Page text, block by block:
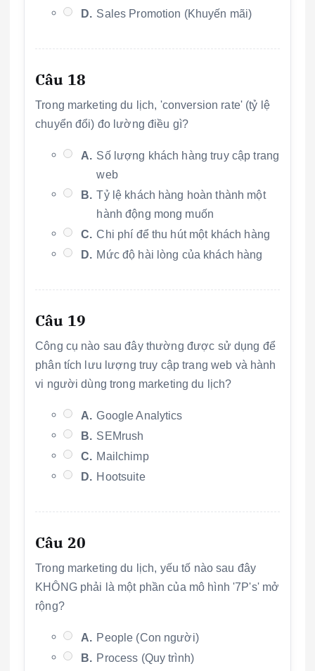
D. Sales Promotion (Khuyến mãi)
Câu 18
Trong marketing du lịch, 'conversion rate' (tỷ lệ
chuyển đổi) đo lường điều gì?
A. Số lượng khách hàng truy cập trang
web
B. Tỷ lệ khách hàng hoàn thành một
hành động mong muốn
C. Chi phí để thu hút một khách hàng
D. Mức độ hài lòng của khách hàng
Câu 19
Công cụ nào sau đây thường được sử dụng để
phân tích lưu lượng truy cập trang web và hành
vi người dùng trong marketing du lịch?
A. Google Analytics
B. SEMrush
C. Mailchimp
D. Hootsuite
Câu 20
Trong marketing du lịch, yếu tố nào sau đây
KHÔNG phải là một phần của mô hình '7P's' mở
rộng?
A. People (Con người)
B. Process (Quy trình)